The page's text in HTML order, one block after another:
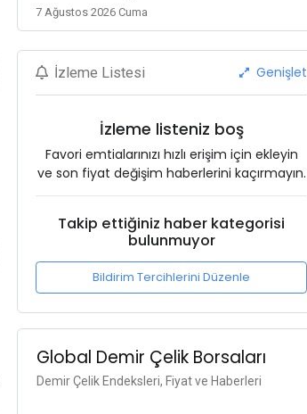
7 Ağustos 2026 Cuma
İzleme Listesi Genişlet
İzleme listeniz boş
Favori emtialarınızı hızlı erişim için ekleyin
ve son fiyat değişim haberlerini kaçırmayın.
Takip ettiğiniz haber kategorisi
bulunmuyor
Bildirim Tercihlerini Düzenle
Global Demir Çelik Borsaları
Demir Çelik Endeksleri, Fiyat ve Haberleri